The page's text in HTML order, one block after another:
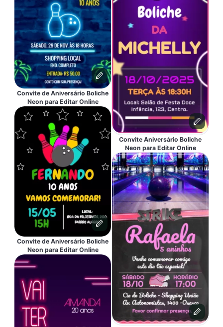
Convite de Aniversário Boliche
Neon para Editar Online
Convite de Aniversário Boliche
Neon para Editar Online
Convite Aniversário Boliche
Neon para Editar Online